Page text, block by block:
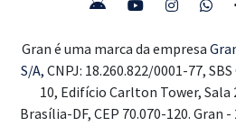
Gran é uma marca da empresa
S/A, CNPJ: 18.260.822/0001-77,
10, Edifício Carlton Tower, Sala
Brasília-DF, CEP 70.070-120. Gran